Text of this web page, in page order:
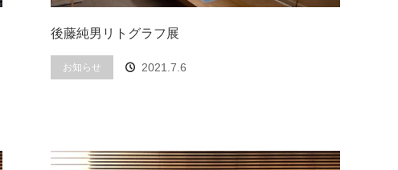
後藤純男リトグラフ展
お知らせ 2021.7.6